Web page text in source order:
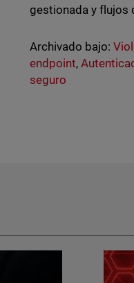
gestionada y flujos
Archivado bajo:
endpoint,
seguro